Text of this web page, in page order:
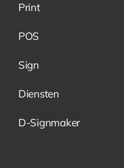
Print
POS
Sign
Diensten
D-Signmaker